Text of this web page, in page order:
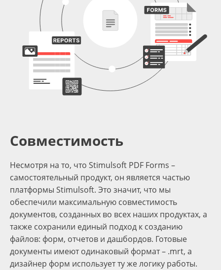
Совместимость
Несмотря на то, что Stimulsoft PDF Forms –
самостоятельный продукт, он является частью
платформы Stimulsoft. Это значит, что мы
обеспечили максимальную совместимость
документов, созданных во всех наших продуктах, а
также сохранили единый подход к созданию
файлов: форм, отчетов и дашбордов. Готовые
документы имеют одинаковый формат – .mrt, а
дизайнер форм использует ту же логику работы.